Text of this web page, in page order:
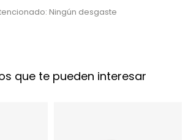
Ningún desgaste
que te pueden interesar